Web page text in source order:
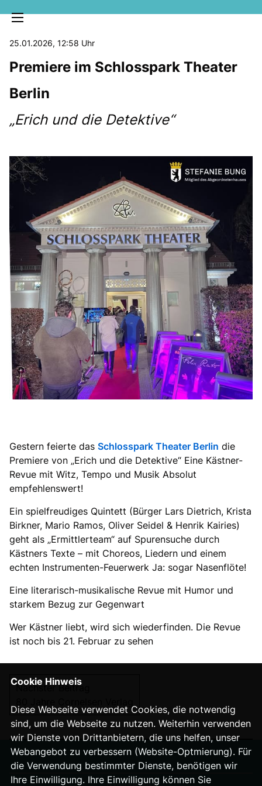
MELDUNGEN
SOZIALE MEDIEN
KLARTEXT
25.01.2026, 12:58 Uhr
Premiere im Schlosspark Theater
Berlin
Erich und die Detektive“
Gestern feierte das Schlosspark Theater Berlin die
Premiere von „Erich und die Detektive“ Eine Kästner-
Revue mit Witz, Tempo und Musik Absolut
empfehlenswert!
Ein spielfreudiges Quintett (Bürger Lars Dietrich, Krista
Birkner, Mario Ramos, Oliver Seidel & Henrik Kairies)
geht als „Ermittlerteam“ auf Spurensuche durch
Kästners Texte – mit Choreos, Liedern und einem
echten Instrumenten-Feuerwerk Ja: sogar Nasenflöte!
Eine literarisch-musikalische Revue mit Humor und
starkem Bezug zur Gegenwart
Wer Kästner liebt, wird sich wiederfinden. Die Revue
ist noch bis 21. Februar zu sehen
Nächster Beitrag
Cookie Hinweis
Diese Webseite verwendet Cookies, die notwendig
sind, um die Webseite zu nutzen. Weiterhin verwenden
wir Dienste von Drittanbietern, die uns helfen, unser
Webangebot zu verbessern (Website-Optmierung). Für
die Verwendung bestimmter Dienste, benötigen wir
Ihre Einwilligung. Ihre Einwilligung können Sie